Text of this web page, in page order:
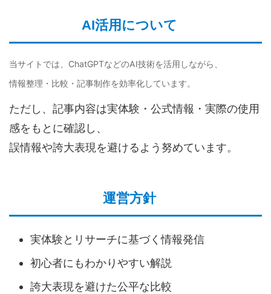
AI活用について
当サイトでは、ChatGPTなどのAI技術を活用しながら、
情報整理・比較・記事制作を効率化しています。
ただし、記事内容は実体験・公式情報・実際の使用
感をもとに確認し、
誤情報や誇大表現を避けるよう努めています。
運営方針
実体験とリサーチに基づく情報発信
初心者にもわかりやすい解説
誇大表現を避けた公平な比較